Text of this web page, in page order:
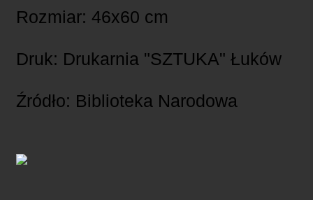
Rozmiar: 46x60 cm
Druk: Drukarnia "SZTUKA" Łuków
Źródło: Biblioteka Narodowa